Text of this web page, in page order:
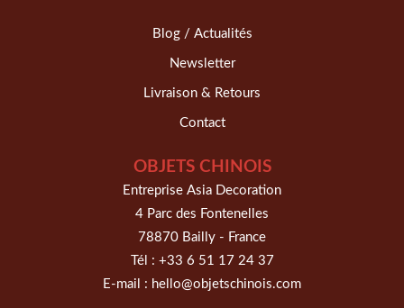
Blog / Actualités
Newsletter
Livraison & Retours
Contact
OBJETS CHINOIS
Entreprise Asia Decoration
4 Parc des Fontenelles
78870 Bailly - France
Tél : +33 6 51 17 24 37
E-mail : hello@objetschinois.com